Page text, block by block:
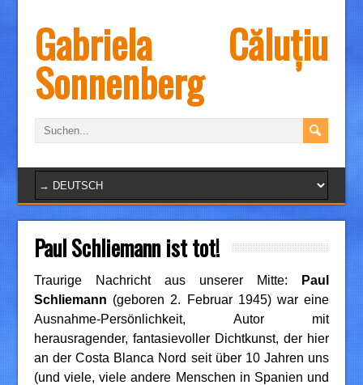
Gabriela Căluțiu
Sonnenberg
Paul Schliemann ist tot!
Traurige Nachricht aus unserer Mitte:
Paul
Schliemann (geboren 2. Februar 1945) war eine
Ausnahme-Persönlichkeit, Autor mit
herausragender, fantasievoller Dichtkunst, der hier
an der Costa Blanca Nord seit über 10 Jahren uns
(und viele, viele andere Menschen in Spanien und